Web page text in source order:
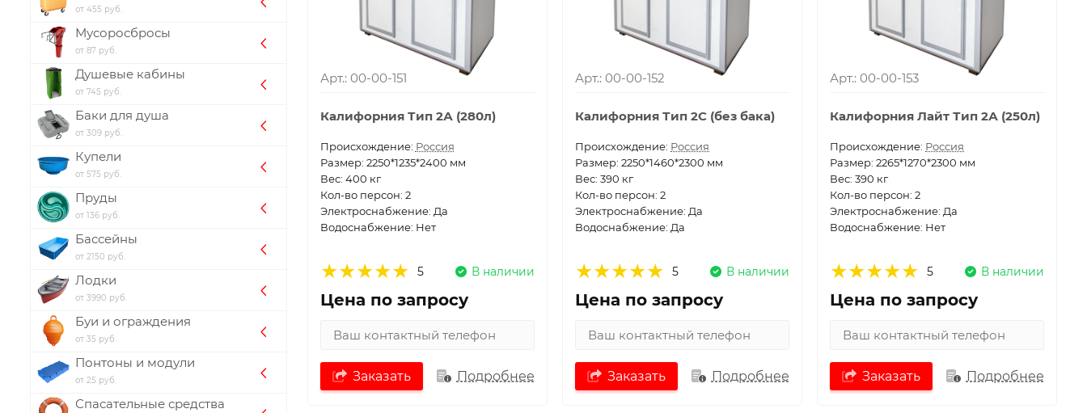
от 455 руб.
Мусоросбросы
от 87 руб.
Душевые кабины
от 745 руб.
Баки для душа
от 309 руб.
Купели
от 575 руб.
Пруды
от 136 руб.
Бассейны
от 2150 руб.
Лодки
от 3990 руб.
Буи и ограждения
от 35 руб.
Понтоны и модули
от 25 руб.
Спасательные средства
Арт.: 00-00-151
Калифорния Тип 2А (280л)
Проиcхождение: Россия
Размер: 2250*1235*2400 мм
Вес: 400 кг
Кол-во персон: 2
Электроснабжение: Да
Водоснабжение: Нет
5 В наличии
Цена по запросу
Заказать Подробнее
Арт.: 00-00-152
Калифорния Тип 2С (без бака)
Проиcхождение: Россия
Размер: 2250*1460*2300 мм
Вес: 390 кг
Кол-во персон: 2
Электроснабжение: Да
Водоснабжение: Да
5 В наличии
Цена по запросу
Заказать Подробнее
Арт.: 00-00-153
Калифорния Лайт Тип 2А (250л)
Проиcхождение: Россия
Размер: 2265*1270*2300 мм
Вес: 390 кг
Кол-во персон: 2
Электроснабжение: Да
Водоснабжение: Нет
5 В наличии
Цена по запросу
Заказать Подробнее